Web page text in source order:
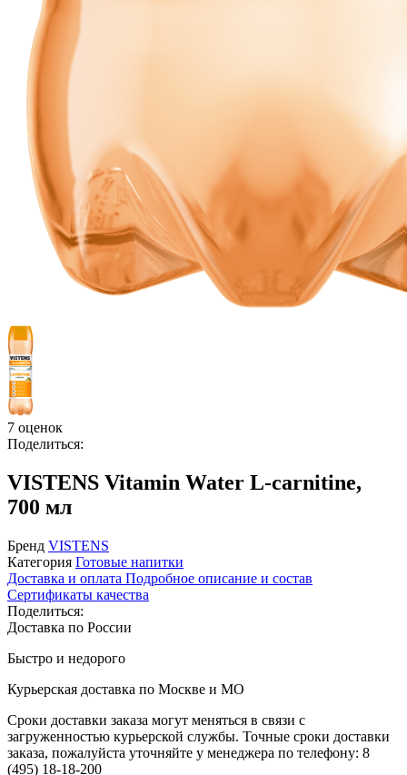
7 оценок
Поделиться:
VISTENS Vitamin Water L-carnitine,
700 мл
Бренд VISTENS
Категория Готовые напитки
Доставка и оплата Подробное описание и состав
Сертификаты качества
Поделиться:
Доставка по России
Быстро и недорого
Курьерская доставка по Москве и МО
Сроки доставки заказа могут меняться в связи с
загруженностью курьерской службы. Точные сроки доставки
заказа, пожалуйста уточняйте у менеджера по телефону: 8
(495) 18-18-200